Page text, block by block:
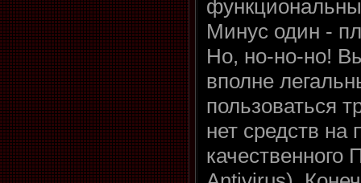
Минус один -
Но, но-но-но!
вполне
пользоваться
нет средств на